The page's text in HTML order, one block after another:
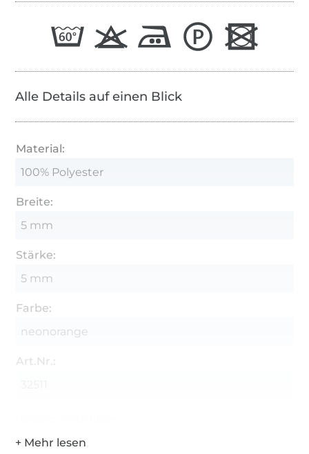
Alle Details auf einen Blick
Material:
100% Polyester
Breite:
5 mm
Stärke:
5 mm
Farbe:
neonorange
Art.Nr.: